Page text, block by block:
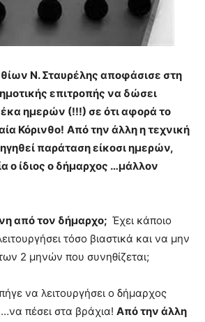
Ν. Σταυρέλης αποφάσισε στη
επιτροπής να δώσει
ημερών (!!!) σε ότι αφορά το
Κόρινθο! Από την άλλη η τεχνική
παράταση είκοσι ημερών,
ο ίδιος ο δήμαρχος …μάλλον
από τον δήμαρχο; Έχει κάποιο
τόσο βιαστικά και να μην
2 μηνών που συνηθίζεται;
να λειτουργήσει ο δήμαρχος
πέσει στα βράχια! Από την άλλη